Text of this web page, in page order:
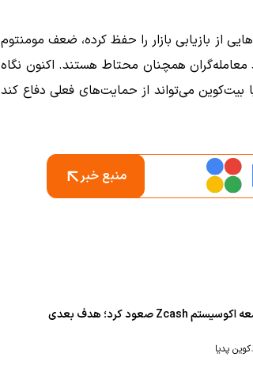
از بازیابی بازار را حفظ کرده، ضعف مومنتوم
همچنان محتاط هستند. اکنون نگاه
بیت‌کوین می‌تواند از حمایت‌های فعلی دفاع کند
منبع خبر
ZEC پس از توسعه اکوسیستم Zcash صعود کرد؛ هدف بعدی
کوین پدیا